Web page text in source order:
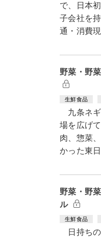
で、日本
子会社を
通・消費
野菜・野
生鮮食品
九条ネギ
場を広げ
肉、惣菜
かった東
野菜・野
ル
生鮮食品
日持ちの